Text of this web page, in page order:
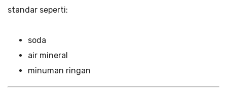
standar seperti:
soda
air mineral
minuman ringan